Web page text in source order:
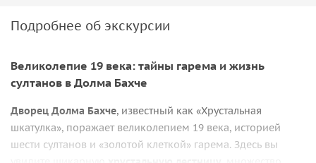
Подробнее об экскурсии
Великолепие 19 века: тайны гарема и жизнь
султанов в Долма Бахче
Дворец Долма Бахче, известный как «Хрустальная
шкатулка», поражает великолепием 19 века, историей
шести султанов и «золотой клеткой» гарема. Здесь вы